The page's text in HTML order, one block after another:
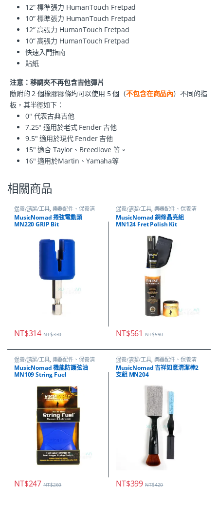
12” 標準張力 HumanTouch Fretpad
10” 標準張力 HumanTouch Fretpad
12” 高張力 HumanTouch Fretpad
10” 高張力 HumanTouch Fretpad
快速入門指南
貼紙
注意：移調夾不再包含吉他彈片
隨附的 2 個橡膠膠條均可以使用 5 個（不包含在商品內）不同的指
板，其半徑如下：
0" 代表古典吉他
7.25" 適用於老式 Fender 吉他
9.5" 適用於現代 Fender 吉他
15" 適合 Taylor、Breedlove 等。
16" 適用於Martin、Yamaha等
相關商品
保養/清潔/工具, 樂器配件、保養清
潔、調音
MusicNomad 捲弦電動頭
MN220 GRIP Bit
NT$314 NT$330
保養/清潔/工具, 樂器配件、保養清
潔、調音
MusicNomad 銅條晶亮組
MN124 Fret Polish Kit
NT$561 NT$590
保養/清潔/工具, 樂器配件、保養清
潔、調音
MusicNomad 機能防護弦油
MN109 String Fuel
NT$247 NT$260
保養/清潔/工具, 樂器配件、保養清
潔、調音
MusicNomad 吉祥如意清潔棒2
支組 MN204
NT$399 NT$420